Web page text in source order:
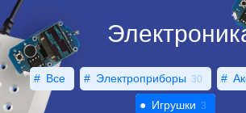
Все Электроприборы 30
Игрушки 3